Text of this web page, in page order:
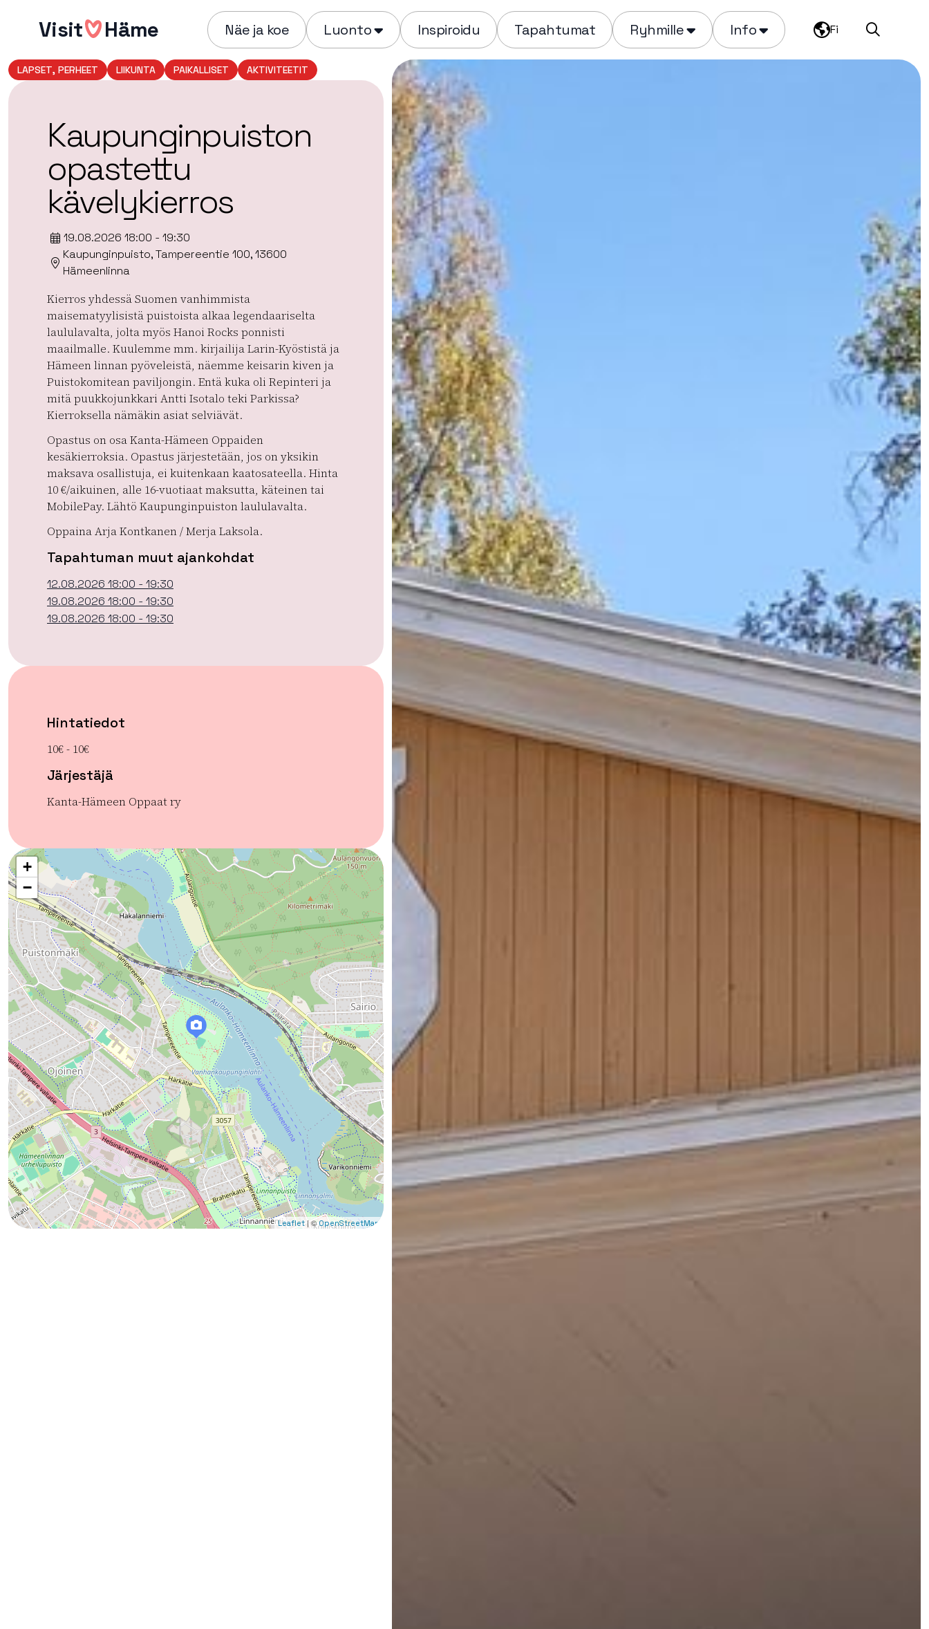
sisältöönVisit Häme Näe ja koe Luonto Inspiroidu Tapahtumat Ryhmille Info Fi Haku
LAPSET, PERHEET LIIKUNTA PAIKALLISET AKTIVITEETIT
Kaupunginpuiston
opastettu
kävelykierros
19.08.2026 18:00 - 19:30
Kaupunginpuisto, Tampereentie 100, 13600
Hämeenlinna
Kierros yhdessä Suomen vanhimmista
maisematyylisistä puistoista alkaa legendaariselta
laululavalta, jolta myös Hanoi Rocks ponnisti
maailmalle. Kuulemme mm. kirjailija Larin-Kyöstistä ja
Hämeen linnan pyöveleistä, näemme keisarin kiven ja
Puistokomitean paviljongin. Entä kuka oli Repinteri ja
mitä puukkojunkkari Antti Isotalo teki Parkissa?
Kierroksella nämäkin asiat selviävät.
Opastus on osa Kanta-Hämeen Oppaiden
kesäkierroksia. Opastus järjestetään, jos on yksikin
maksava osallistuja, ei kuitenkaan kaatosateella. Hinta
10 €/aikuinen, alle 16-vuotiaat maksutta, käteinen tai
MobilePay. Lähtö Kaupunginpuiston laululavalta.
Oppaina Arja Kontkanen / Merja Laksola.
Tapahtuman muut ajankohdat
12.08.2026 18:00 - 19:30
19.08.2026 18:00 - 19:30
19.08.2026 18:00 - 19:30
Hintatiedot
10€ - 10€
Järjestäjä
Kanta-Hämeen Oppaat ry
+
−
Leaflet| ©OpenStreetMap